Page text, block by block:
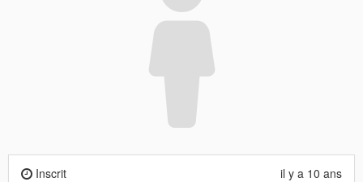
il y a 10 ans
Inscrit